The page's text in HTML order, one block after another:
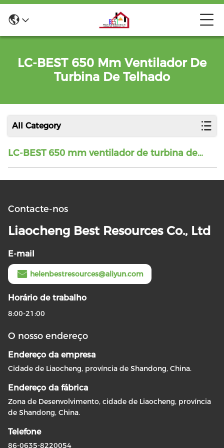
LC-BEST 650 Mm Ventilador De
Turbina De Telhado
All Category
LC-BEST 650 mm ventilador de turbina de
telhado
Contacte-nos
Liaocheng Best Resources Co., Ltd
E-mail
helenbestresources@aliyun.com
Horário de trabalho
8:00-21:00
O nosso endereço
Endereço da empresa
Cidade de Liaocheng, província de Shandong, China.
Endereço da fábrica
Zona de Desenvolvimento, cidade de Liaocheng, província
de Shandong, China.
Telefone
86-0635-8220054